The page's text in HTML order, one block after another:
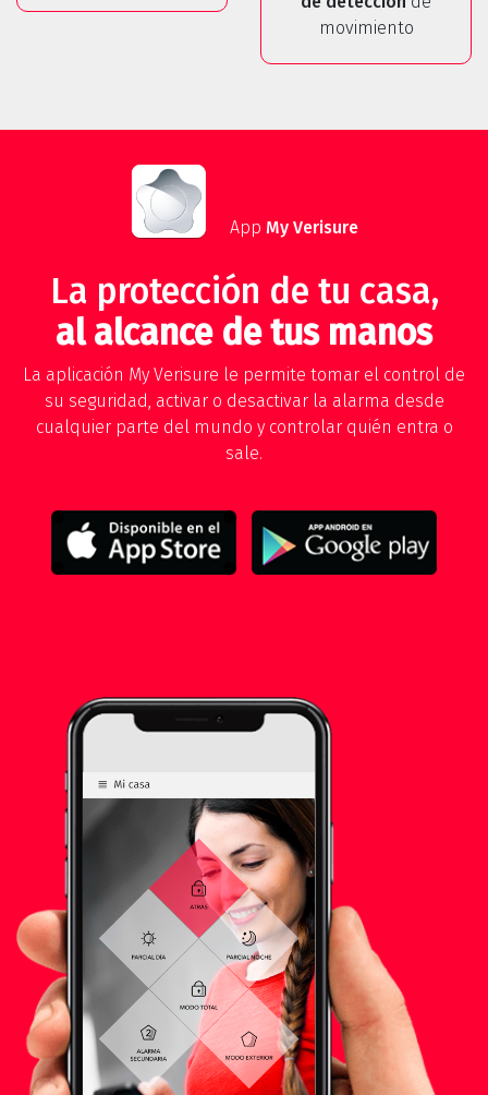
movimiento
App My Verisure
La protección de tu casa,
al alcance de tus manos
La aplicación My Verisure le permite tomar el control de
su seguridad, activar o desactivar la alarma desde
cualquier parte del mundo y controlar quién entra o
sale.